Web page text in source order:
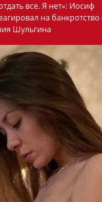
все. Я нет»: Иосиф
на банкротство
Шульгина